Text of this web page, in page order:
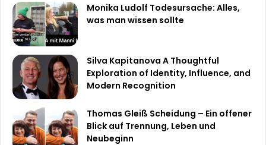
Monika Ludolf Todesursache: Alles,
was man wissen sollte
Silva Kapitanova A Thoughtful
Exploration of Identity, Influence, and
Modern Recognition
Thomas Gleiß Scheidung – Ein offener
Blick auf Trennung, Leben und
Neubeginn